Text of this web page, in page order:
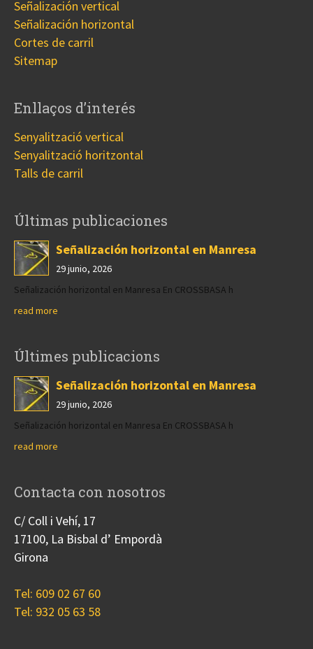
Señalización vertical
Señalización horizontal
Cortes de carril
Sitemap
Enllaços d’interés
Senyalització vertical
Senyalització horitzontal
Talls de carril
Últimas publicaciones
Señalización horizontal en Manresa
29 junio, 2026
Señalización horizontal en Manresa En CROSSBASA h
read more
Últimes publicacions
Señalización horizontal en Manresa
29 junio, 2026
Señalización horizontal en Manresa En CROSSBASA h
read more
Contacta con nosotros
C/ Coll i Vehí, 17
17100, La Bisbal d’ Empordà
Girona
Tel: 609 02 67 60
Tel: 932 05 63 58